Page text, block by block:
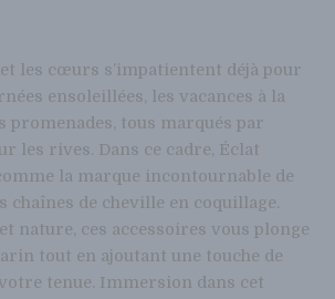
et les cœurs s’impatientent déjà pour
ensoleillées, les vacances à la
promenades, tous marqués par
les rives. Dans ce cadre, Éclat
la marque incontournable de
chaînes de cheville en coquillage.
nature, ces accessoires vous plonge
tout en ajoutant une touche de
tenue. Immersion dans cet